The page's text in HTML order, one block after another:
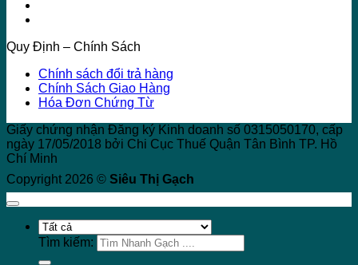
Quy Định – Chính Sách
Chính sách đổi trả hàng
Chính Sách Giao Hàng
Hóa Đơn Chứng Từ
Giấy chứng nhận Đăng ký Kinh doanh số 0315050170, cấp
ngày 17/05/2018 bởi Chi Cục Thuế Quận Tân Bình TP. Hồ
Chí Minh
Copyright 2026 © Siêu Thị Gạch
Tìm kiếm: